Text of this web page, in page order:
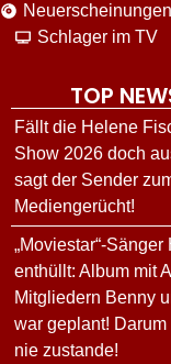
Neuerscheinungen
Schlager im TV
TOP
Fällt die Helene
Show 2026 doch
sagt der Sender
Mediengerücht!
„Moviestar“-Sänger
enthüllt: Album mit
Mitgliedern Benny
war geplant! Darum
nie zustande!